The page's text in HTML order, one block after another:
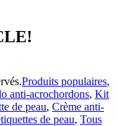
Produits populaires,
anti-acrochordons, Kit
de peau, Crème anti-
de peau, Tous